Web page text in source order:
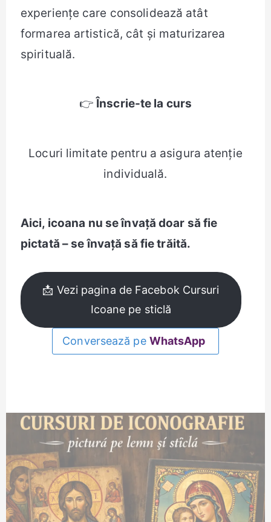
experiențe care consolidează atât
formarea artistică, cât și maturizarea
spirituală.
👉 Înscrie-te la curs
Locuri limitate pentru a asigura atenție
individuală.
Aici, icoana nu se învață doar să fie
pictată – se învață să fie trăită.
📩 Vezi pagina de Facebok Cursuri
Icoane pe sticlă
Conversează pe WhatsApp